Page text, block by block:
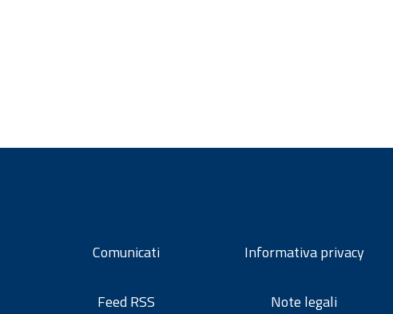
Comunicati
Feed RSS
Informativa privacy
Note legali